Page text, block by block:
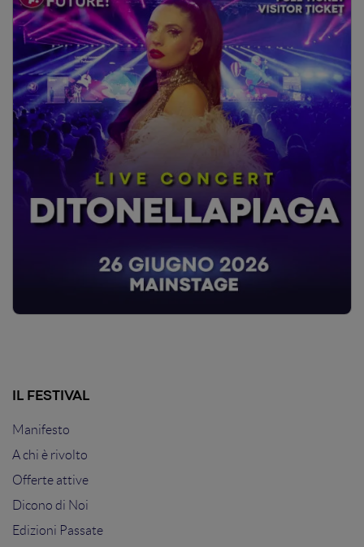
IL FESTIVAL
Manifesto
A chi è rivolto
Offerte attive
Dicono di Noi
Edizioni Passate